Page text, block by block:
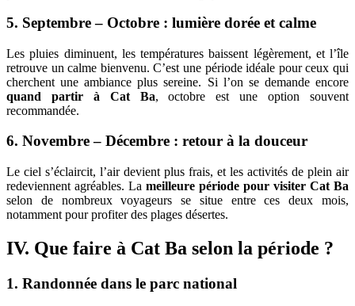
5. Septembre – Octobre : lumière dorée et calme
Les pluies diminuent, les températures baissent légèrement, et l’île
retrouve un calme bienvenu. C’est une période idéale pour ceux qui
cherchent une ambiance plus sereine. Si l’on se demande encore
quand partir à Cat Ba, octobre est une option souvent
recommandée.
6. Novembre – Décembre : retour à la douceur
Le ciel s’éclaircit, l’air devient plus frais, et les activités de plein air
redeviennent agréables. La meilleure période pour visiter Cat Ba
selon de nombreux voyageurs se situe entre ces deux mois,
notamment pour profiter des plages désertes.
IV. Que faire à Cat Ba selon la période ?
1. Randonnée dans le parc national